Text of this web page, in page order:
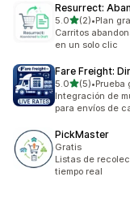
Resurrect:
5.0de 5 estrellas
(2)
2 reseñas en
•Plan
Carritos
en un solo clic
Fare Freight:
5.0de 5 estrellas
(5)
5 reseñas en
•Prueba
Integración de
para envíos de
PickMaster
Gratis
Listas de
tiempo real